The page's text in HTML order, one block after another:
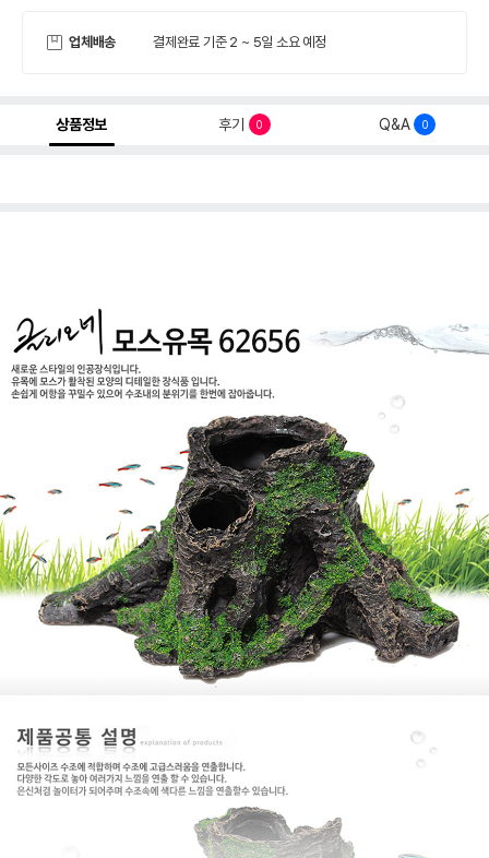
업체배송 결제완료 기준 2 ~ 5일 소요 예정
상품정보 후기 0 Q&A 0